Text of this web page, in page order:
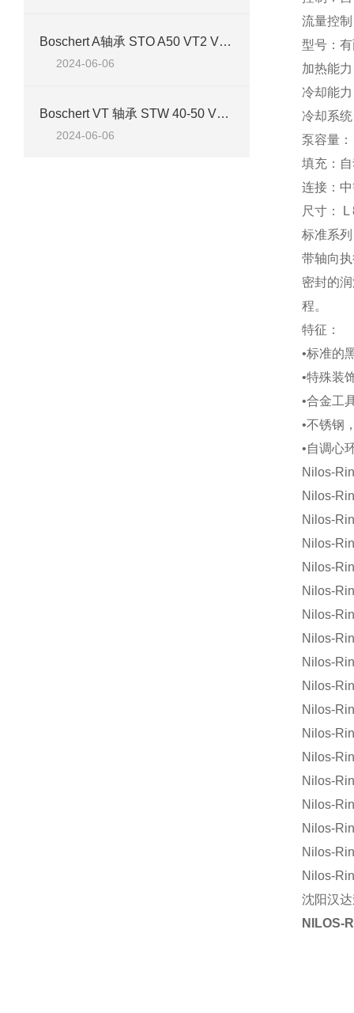
Boschert A轴承 STO A50 VT2 Vk产品介绍
2024-06-06
Boschert VT 轴承 STW 40-50 VT1 Vk产品介绍
2024-06-06
流量控
型号：
加热能
冷却能
冷却系
泵容量
填充：
连接：
尺寸： L
标准系
带轴向
密封的
程。
特征：
•标准的
•特殊装
•合金工
•不锈钢
•自调心
Nilos-
Nilos-
Nilos-
Nilos-
Nilos-
Nilos-
Nilos-
Nilos-
Nilos-
Nilos-
Nilos-
Nilos-
Nilos-
Nilos-
Nilos-
Nilos-
Nilos-
Nilos-
沈阳汉
NILOS-